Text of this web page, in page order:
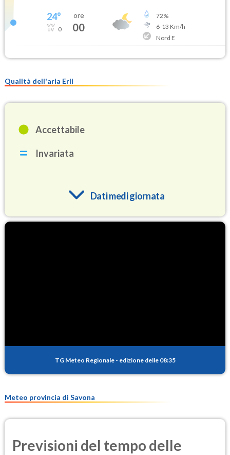
24°
0
ore
00
72%
6-13 Km/h
Nord E
Qualità dell'aria Erli
Accettabile
Invariata
Dati medi giornata
PM25
TG Meteo Regionale - edizione delle 08:35
Meteo provincia di Savona
Previsioni del tempo delle